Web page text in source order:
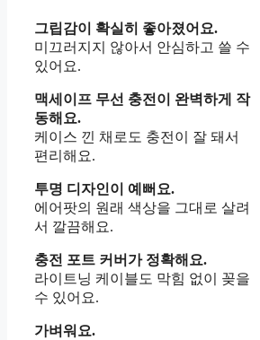
그립감이 확실히 좋아졌어요.
미끄러지지 않아서 안심하고 쓸 수
있어요.
맥세이프 무선 충전이 완벽하게 작
동해요.
케이스 낀 채로도 충전이 잘 돼서
편리해요.
투명 디자인이 예뻐요.
에어팟의 원래 색상을 그대로 살려
서 깔끔해요.
충전 포트 커버가 정확해요.
라이트닝 케이블도 막힘 없이 꽂을
수 있어요.
가벼워요.